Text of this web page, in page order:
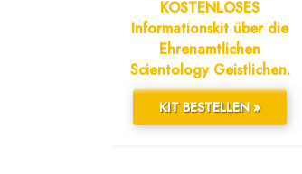
KOSTENLOSES
Informationskit über die
Ehrenamtlichen
Scientology Geistlichen.
KIT BESTELLEN »